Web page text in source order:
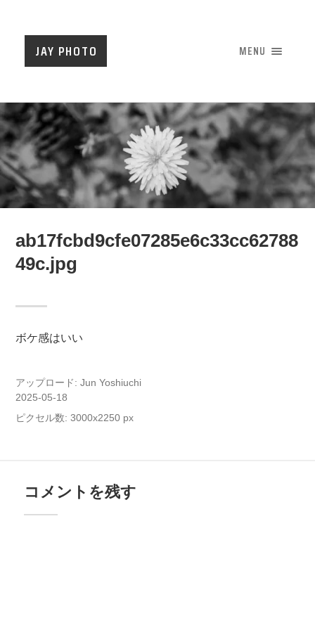
JAY PHOTO MENU
ab17fcbd9cfe07285e6c33cc62788
49c.jpg
ボケ感はいい
アップロード:Jun Yoshiuchi
2025-05-18
ピクセル数: 3000x2250 px
コメントを残す